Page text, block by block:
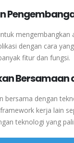
dengan cara
fitur dan fungsi.
Bersamaan
bersama dengan
kerja lain
teknologi yang